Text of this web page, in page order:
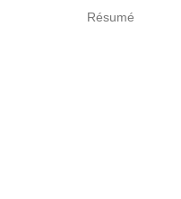
Résumé